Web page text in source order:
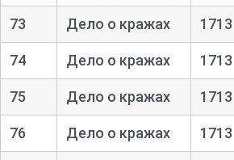
73 Дело о кражах 1713
74 Дело о кражах 1713
75 Дело о кражах 1713
76 Дело о кражах 1713